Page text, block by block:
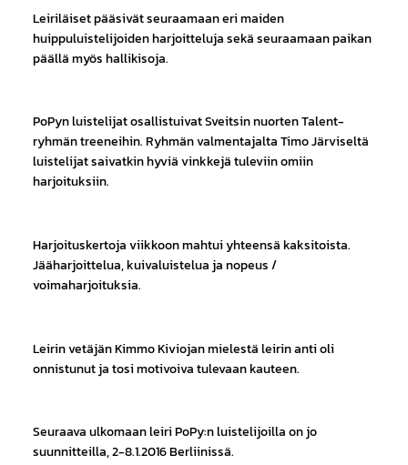
Leiriläiset pääsivät seuraamaan eri maiden
huippuluistelijoiden harjoitteluja sekä seuraamaan paikan
päällä myös hallikisoja.
PoPyn luistelijat osallistuivat Sveitsin nuorten Talent-
ryhmän treeneihin. Ryhmän valmentajalta Timo Järviseltä
luistelijat saivatkin hyviä vinkkejä tuleviin omiin
harjoituksiin.
Harjoituskertoja viikkoon mahtui yhteensä kaksitoista.
Jääharjoittelua, kuivaluistelua ja nopeus /
voimaharjoituksia.
Leirin vetäjän Kimmo Kiviojan mielestä leirin anti oli
onnistunut ja tosi motivoiva tulevaan kauteen.
Seuraava ulkomaan leiri PoPy:n luistelijoilla on jo
suunnitteilla, 2-8.1.2016 Berliinissä.